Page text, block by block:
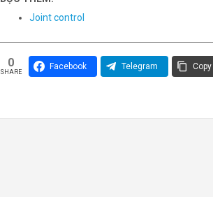
Joint control
0
SHARE
Facebook Telegram